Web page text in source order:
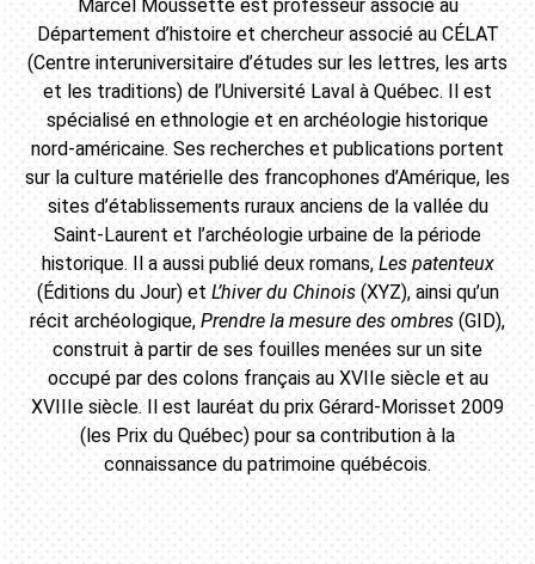
Marcel Moussette est professeur associé au
Département d’histoire et chercheur associé au CÉLAT
(Centre interuniversitaire d’études sur les lettres, les arts
et les traditions) de l’Université Laval à Québec. Il est
spécialisé en ethnologie et en archéologie historique
nord-américaine. Ses recherches et publications portent
sur la culture matérielle des francophones d’Amérique, les
sites d’établissements ruraux anciens de la vallée du
Saint-Laurent et l’archéologie urbaine de la période
historique. Il a aussi publié deux romans, Les patenteux
(Éditions du Jour) et L’hiver du Chinois(XYZ), ainsi qu’un
récit archéologique, Prendre la mesure des ombres (GID),
construit à partir de ses fouilles menées sur un site
occupé par des colons français au XVIIe siècle et au
XVIIIe siècle. Il est lauréat du prix Gérard-Morisset 2009
(les Prix du Québec) pour sa contribution à la
connaissance du patrimoine québécois.